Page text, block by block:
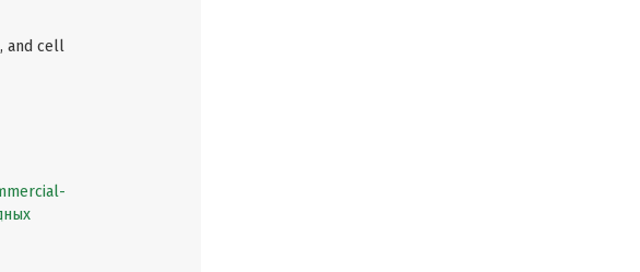
and cell